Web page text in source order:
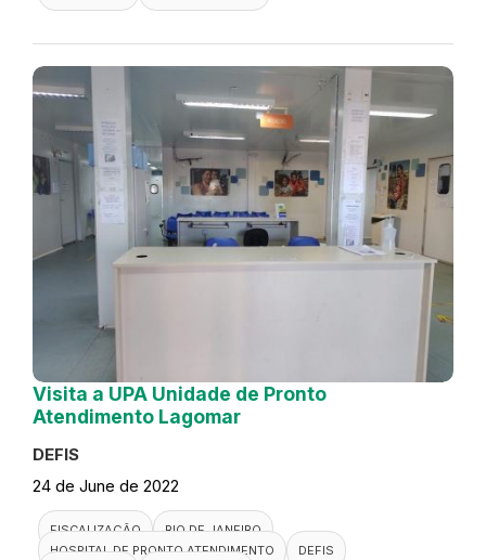
Visita a UPA Unidade de Pronto
Atendimento Lagomar
DEFIS
24 de June de 2022
FISCALIZAÇÃO
RIO DE JANEIRO
HOSPITAL DE PRONTO ATENDIMENTO
DEFIS